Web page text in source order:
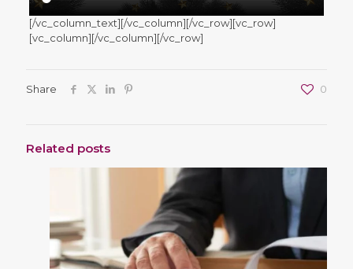
[/vc_column_text][/vc_column][/vc_row][vc_row]
[vc_column][/vc_column][/vc_row]
Share 0
Related posts